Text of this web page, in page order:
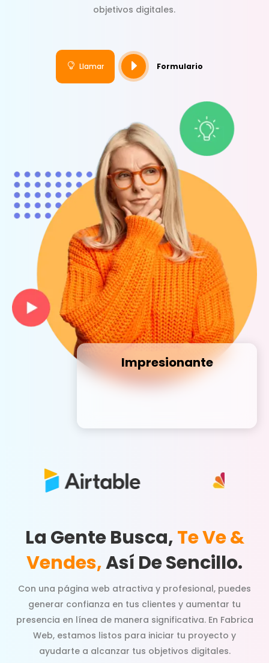
objetivos digitales.
 Llamar E Formulario
Impresionante
La Gente Busca,Te Ve &
Vendes,Así De Sencillo.
Con una página web atractiva y profesional, puedes
generar confianza en tus clientes y aumentar tu
presencia en línea de manera significativa. En Fabrica
Web, estamos listos para iniciar tu proyecto y
ayudarte a alcanzar tus objetivos digitales.